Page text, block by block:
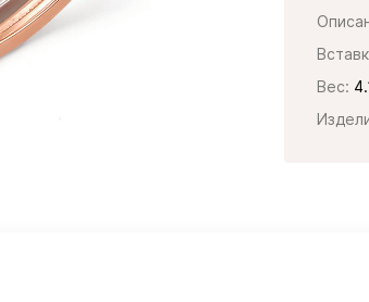
Вес: